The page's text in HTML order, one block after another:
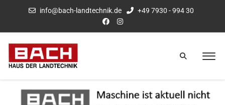
info@bach-landtechnik.de +49 7930 - 994 30